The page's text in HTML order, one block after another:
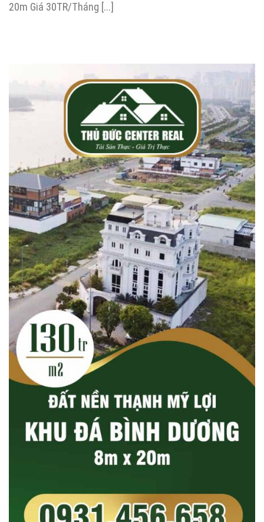
20m Giá 30TR/Tháng [...]